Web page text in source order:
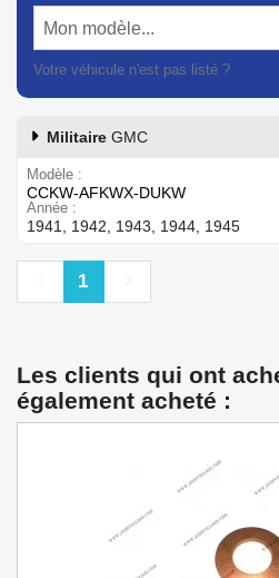
Mon modèle...
Votre véhicule n'est pas listé ?
Militaire GMC
Modèle
CCKW-AFKWX-DUKW
Année
1941, 1942, 1943, 1944, 1945
Précédent
1
Les clients qui ont
également acheté :